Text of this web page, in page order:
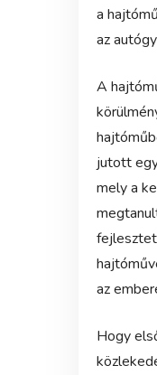
a
az
A
jutott
mely a
az
Hogy